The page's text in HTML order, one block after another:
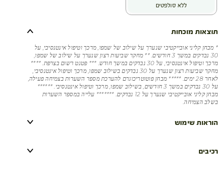
ללא סולפטים
תוצאות מוכחות
* מבחן קליני אובייקטיבי שנערך על שילוב של שמפו, מרכך וטיפול אינטנסיבי, על
30 נבדקים במשך 3 חודשים. ** מחקר שביעות רצון שנערך על שילוב של שמפו,
מרכך וטיפול אינטנסיבי, על 30 נבדקים במשך חודש. *** פטנט רשום בצרפת. ****
מחקר שביעות רצון שנערך על 30 נבדקים בשילוב שמפו, מרכך וטיפול אינטנסיבי,
לאחר 28 ימים. ***** מבחן פוטוטריכוגרם להערכת מספר השערות בצמיחה פעילה,
על 30 נבדקים במשך 3 חודשים, בשילוב שמפו, מרכך וטיפול אינטנסיבי. ******
מבחן קליני אובייקטיבי שנערך על 12 נבדקים. ******* עלייה במספר השערות
בשלב הצמיחה.
הוראות שימוש
רכיבים